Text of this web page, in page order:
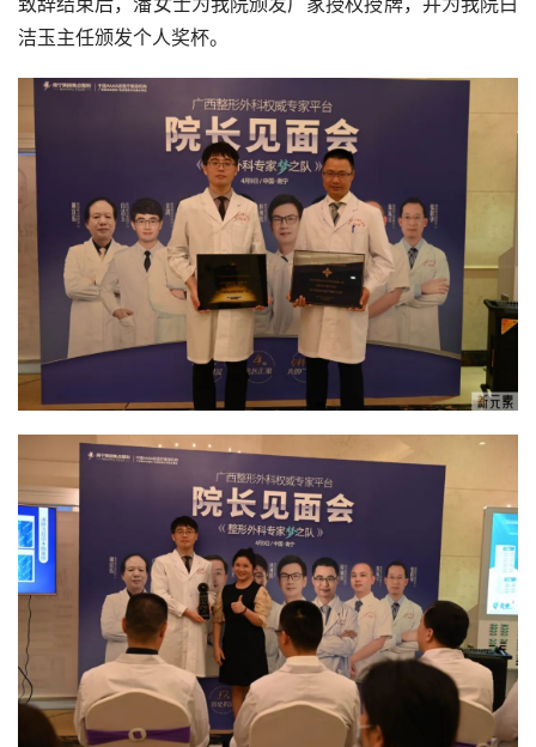
洁玉主任颁发个人奖杯。